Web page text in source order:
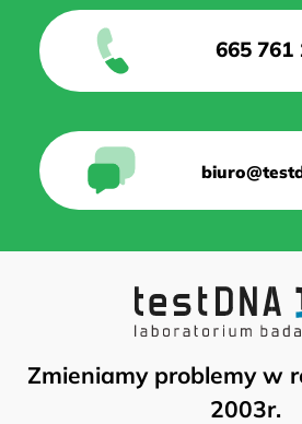
665 761
Zmieniamy problemy w
2003r.